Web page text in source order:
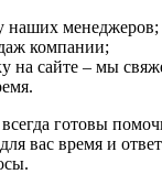
наших менеджеров;
компании;
на сайте – мы
готовы
вас время и